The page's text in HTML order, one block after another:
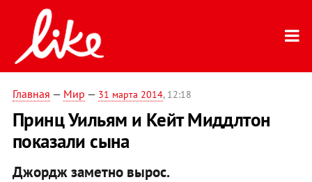
Главная — Мир — 31 марта 2014, 12:18
Принц Уильям и Кейт Миддлтон
показали сына
Джордж заметно вырос.